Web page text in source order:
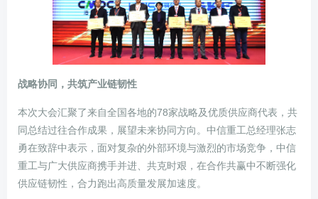
战略协同，共筑产业链韧性
本次大会汇聚了来自全国各地的78家战略及优质供应商代表，共
同总结过往合作成果，展望未来协同方向。中信重工总经理张志
勇在致辞中表示，面对复杂的外部环境与激烈的市场竞争，中信
重工与广大供应商携手并进、共克时艰，在合作共赢中不断强化
供应链韧性，合力跑出高质量发展加速度。